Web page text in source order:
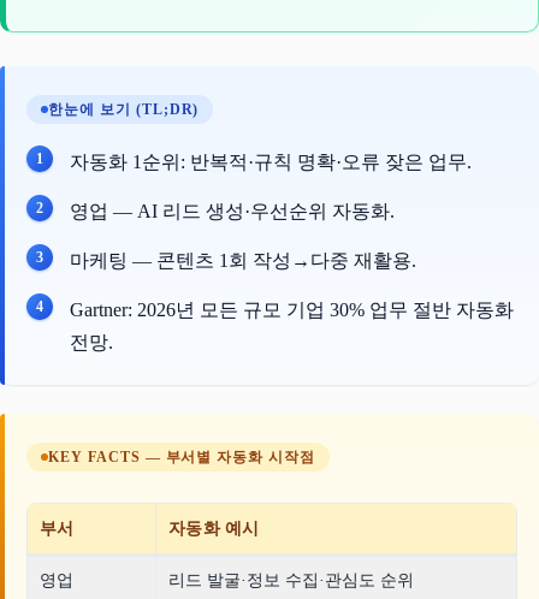
한눈에 보기 (TL;DR)
자동화 1순위: 반복적·규칙 명확·오류 잦은 업무.
영업 — AI 리드 생성·우선순위 자동화.
마케팅 — 콘텐츠 1회 작성→다중 재활용.
Gartner: 2026년 모든 규모 기업 30% 업무 절반 자동화
전망.
KEY FACTS — 부서별 자동화 시작점
부서 자동화 예시
영업 리드 발굴·정보 수집·관심도 순위